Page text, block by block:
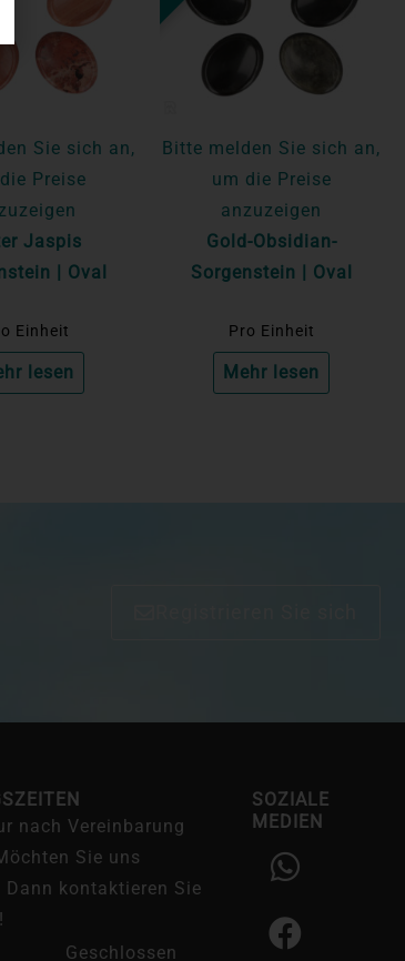
Sie sich an,
Preise
Jaspis
| Oval
Einheit
lesen
Bitte melden Sie sich an,
um die Preise
anzuzeigen
Gold-Obsidian-
Sorgenstein | Oval
Pro Einheit
Mehr lesen
nach Vereinbarung
Sie uns
Dann kontaktieren Sie
Geschlossen
SOZIALE
MEDIEN
W
h
a
t
F
a
c
e
I
n
s
t